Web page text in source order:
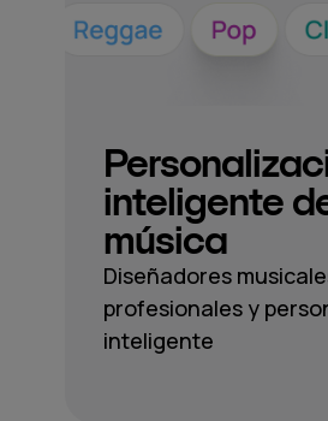
inteligente
música
Diseñadores
profesionales y
inteligente